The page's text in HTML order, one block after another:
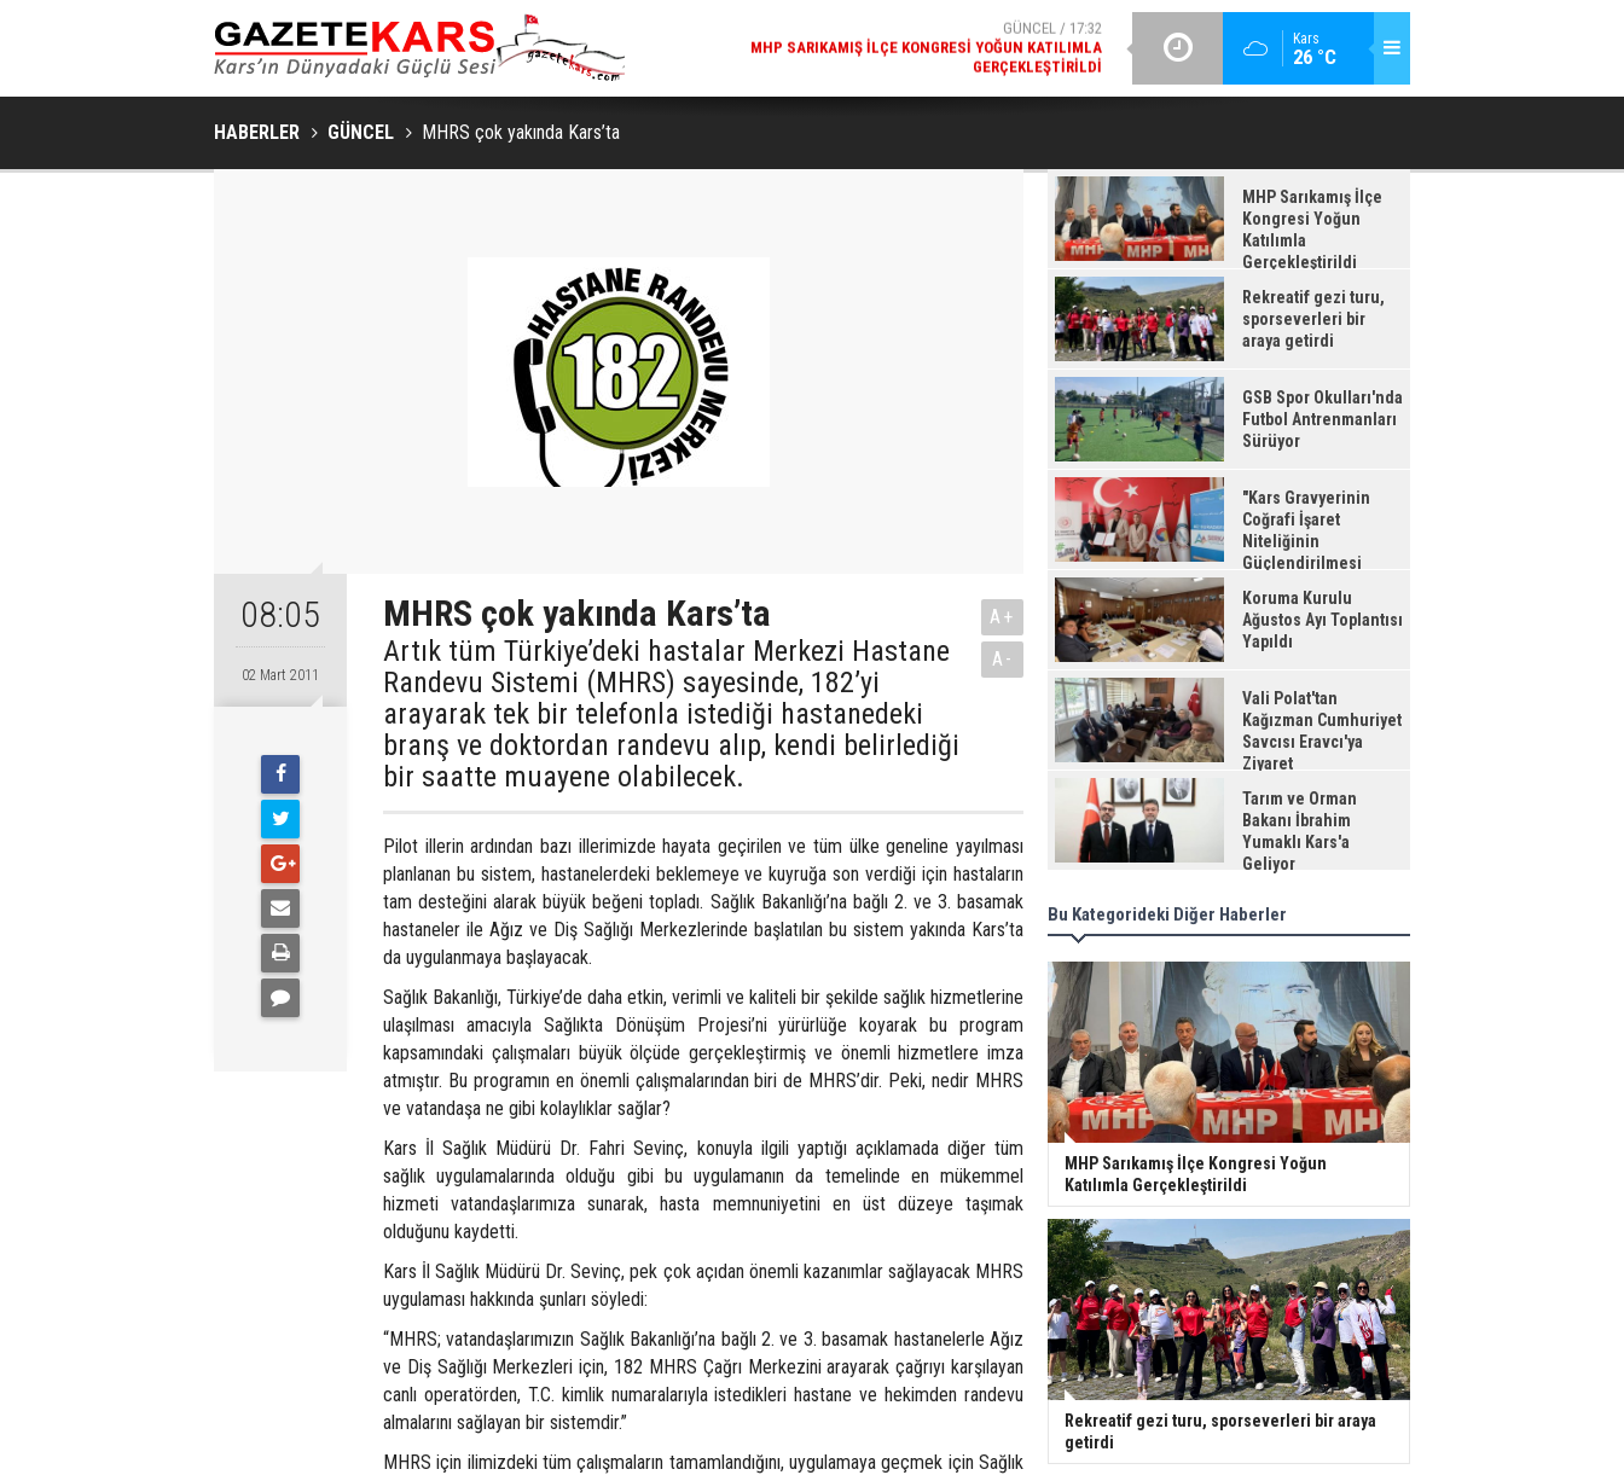
Kars
26 °C
GÜNCEL / 17:08
REKREATIF GEZI TURU, SPORSEVERLERI BIR ARAYA GETIRDI
GSB SPOR OKULLARI'NDA FUTBOL ANTRENMANLARI SÜRÜYOR
HABERLER GÜNCEL MHRS çok yakında Kars’ta
08:05
02 Mart 2011
MHRS çok yakında Kars’ta
Artık tüm Türkiye’deki hastalar Merkezi Hastane
Randevu Sistemi (MHRS) sayesinde, 182’yi
arayarak tek bir telefonla istediği hastanedeki
branş ve doktordan randevu alıp, kendi belirlediği
bir saatte muayene olabilecek.
A+
A-
Pilot illerin ardından bazı illerimizde hayata geçirilen ve tüm ülke geneline yayılması
planlanan bu sistem, hastanelerdeki beklemeye ve kuyruğa son verdiği için hastaların
tam desteğini alarak büyük beğeni topladı. Sağlık Bakanlığı’na bağlı 2. ve 3. basamak
hastaneler ile Ağız ve Diş Sağlığı Merkezlerinde başlatılan bu sistem yakında Kars’ta
da uygulanmaya başlayacak.
Sağlık Bakanlığı, Türkiye’de daha etkin, verimli ve kaliteli bir şekilde sağlık hizmetlerine
ulaşılması amacıyla Sağlıkta Dönüşüm Projesi’ni yürürlüğe koyarak bu program
kapsamındaki çalışmaları büyük ölçüde gerçekleştirmiş ve önemli hizmetlere imza
atmıştır. Bu programın en önemli çalışmalarından biri de MHRS’dir. Peki, nedir MHRS
ve vatandaşa ne gibi kolaylıklar sağlar?
Kars İl Sağlık Müdürü Dr. Fahri Sevinç, konuyla ilgili yaptığı açıklamada diğer tüm
sağlık uygulamalarında olduğu gibi bu uygulamanın da temelinde en mükemmel
hizmeti vatandaşlarımıza sunarak, hasta memnuniyetini en üst düzeye taşımak
olduğunu kaydetti.
Kars İl Sağlık Müdürü Dr. Sevinç, pek çok açıdan önemli kazanımlar sağlayacak MHRS
uygulaması hakkında şunları söyledi:
“MHRS; vatandaşlarımızın Sağlık Bakanlığı’na bağlı 2. ve 3. basamak hastanelerle Ağız
ve Diş Sağlığı Merkezleri için, 182 MHRS Çağrı Merkezini arayarak çağrıyı karşılayan
canlı operatörden, T.C. kimlik numaralarıyla istedikleri hastane ve hekimden randevu
almalarını sağlayan bir sistemdir.”
MHRS için ilimizdeki tüm çalışmaların tamamlandığını, uygulamaya geçmek için Sağlık
MHP Sarıkamış İlçe
Kongresi Yoğun
Katılımla
Gerçekleştirildi
Rekreatif gezi turu,
sporseverleri bir
araya getirdi
GSB Spor Okulları'nda
Futbol Antrenmanları
Sürüyor
"Kars Gravyerinin
Coğrafi İşaret
Niteliğinin
Güçlendirilmesi
Projesi"
Koruma Kurulu
Ağustos Ayı Toplantısı
Yapıldı
Vali Polat'tan
Kağızman Cumhuriyet
Savcısı Eravcı'ya
Ziyaret
Tarım ve Orman
Bakanı İbrahim
Yumaklı Kars'a
Geliyor
Bu Kategorideki Diğer Haberler
MHP Sarıkamış İlçe Kongresi Yoğun
Katılımla Gerçekleştirildi
Rekreatif gezi turu, sporseverleri bir araya
getirdi